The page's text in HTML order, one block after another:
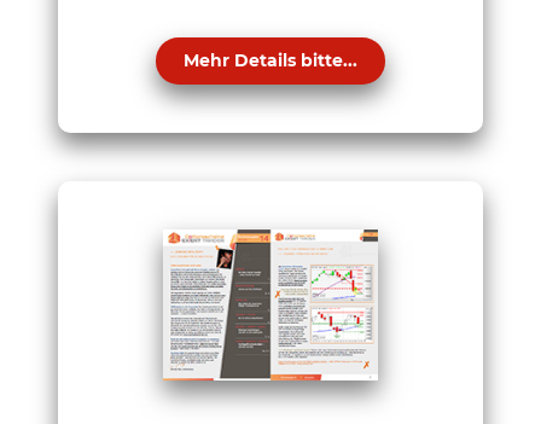
Mehr Details bitte...